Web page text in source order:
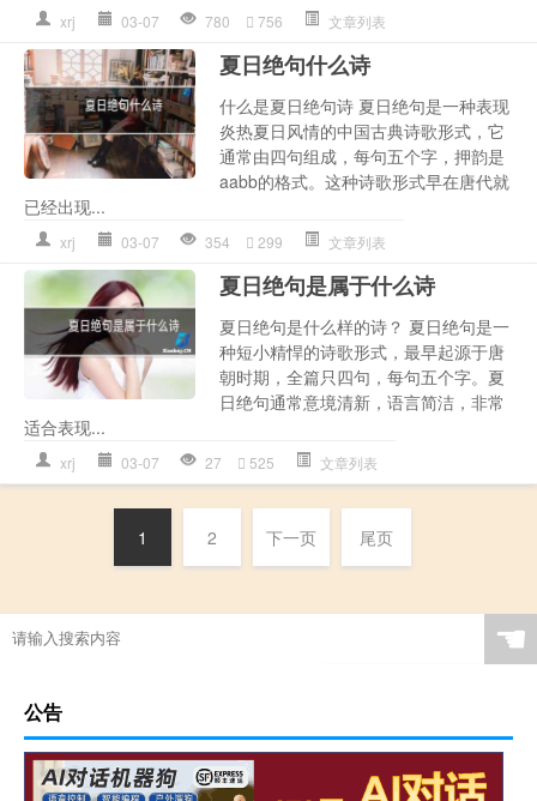
xrj 03-07 780 756 文章列表
夏日绝句什么诗
什么是夏日绝句诗 夏日绝句是一种表现
炎热夏日风情的中国古典诗歌形式，它
通常由四句组成，每句五个字，押韵是
aabb的格式。这种诗歌形式早在唐代就
已经出现...
xrj 03-07 354 299 文章列表
夏日绝句是属于什么诗
夏日绝句是什么样的诗？ 夏日绝句是一
种短小精悍的诗歌形式，最早起源于唐
朝时期，全篇只四句，每句五个字。夏
日绝句通常意境清新，语言简洁，非常
适合表现...
xrj 03-07 27 525 文章列表
1 2 下一页 尾页
☚
公告